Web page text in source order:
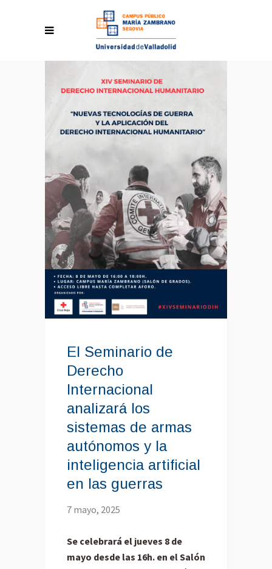
El Seminario de
Derecho
Internacional
analizará los
sistemas de armas
autónomos y la
inteligencia artificial
en las guerras
7 mayo, 2025
Se celebrará el jueves 8 de
mayo desde las 16h. en el Salón